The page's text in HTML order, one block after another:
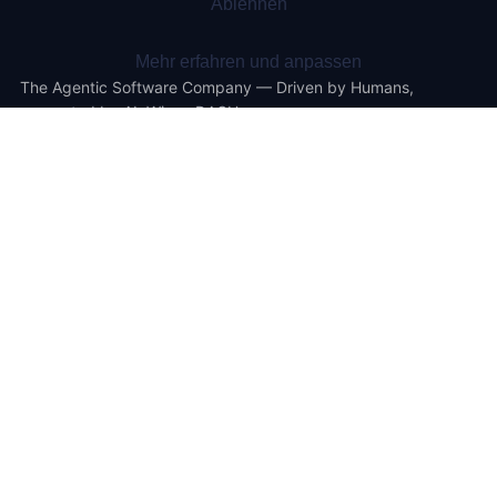
The Agentic Software Company — Driven by Humans,
supported by AI. Wien · DACH.
Ablehnen
Mehr erfahren und anpassen